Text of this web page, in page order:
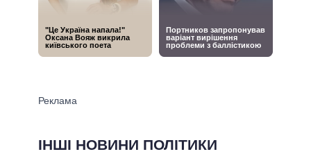
ІНШІ НОВИНИ ПОЛІТИКИ